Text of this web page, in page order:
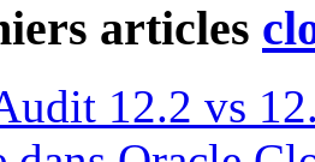
articles
12.2 vs